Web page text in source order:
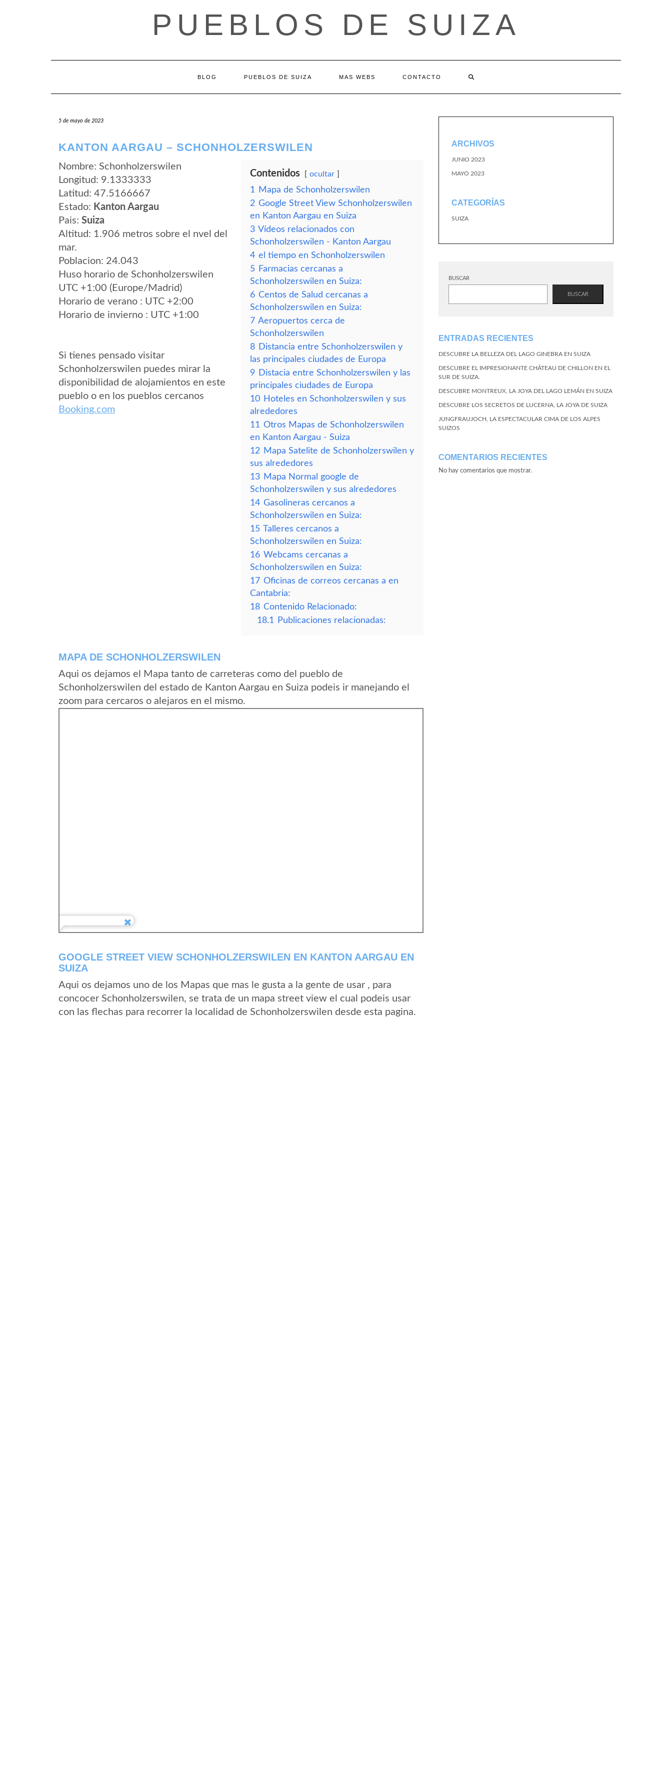
PUEBLOS DE SUIZA
BLOG PUEBLOS DE SUIZA MAS WEBS CONTACTO
5 de mayo de 2023
KANTON AARGAU – SCHONHOLZERSWILEN
Nombre: Schonholzerswilen
Longitud: 9.1333333
Latitud: 47.5166667
Estado: Kanton Aargau
Pais: Suiza
Altitud: 1.906 metros sobre el nvel del
mar.
Poblacion: 24.043
Huso horario de Schonholzerswilen
UTC +1:00 (Europe/Madrid)
Horario de verano : UTC +2:00
Horario de invierno : UTC +1:00
Si tienes pensado visitar
Schonholzerswilen puedes mirar la
disponibilidad de alojamientos en este
pueblo o en los pueblos cercanos
Booking.com
Contenidos ocultar
1
Mapa de Schonholzerswilen
2 Google Street View Schonholzerswilen
en Kanton Aargau en Suiza
3 Vídeos relacionados con
Schonholzerswilen - Kanton Aargau
4 el tiempo en Schonholzerswilen
5 Farmacias cercanas a
Schonholzerswilen en Suiza:
6 Centos de Salud cercanas a
Schonholzerswilen en Suiza:
7 Aeropuertos cerca de
Schonholzerswilen
8 Distancia entre Schonholzerswilen y
las principales ciudades de Europa
9 Distacia entre Schonholzerswilen y las
principales ciudades de Europa
10 Hoteles en Schonholzerswilen y sus
alrededores
11 Otros Mapas de Schonholzerswilen
en Kanton Aargau - Suiza
12 Mapa Satelite de Schonholzerswilen y
sus alrededores
13 Mapa Normal google de
Schonholzerswilen y sus alrededores
14 Gasolineras cercanos a
Schonholzerswilen en Suiza:
15 Talleres cercanos a
Schonholzerswilen en Suiza:
16 Webcams cercanas a
Schonholzerswilen en Suiza:
17 Oficinas de correos cercanas a en
Cantabria:
18 Contenido Relacionado:
18.1
Publicaciones relacionadas:
MAPA DE SCHONHOLZERSWILEN
Aqui os dejamos el Mapa tanto de carreteras como del pueblo de
Schonholzerswilen del estado de Kanton Aargau en Suiza podeis ir manejando el
zoom para cercaros o alejaros en el mismo.
GOOGLE STREET VIEW SCHONHOLZERSWILEN EN KANTON AARGAU EN
SUIZA
Aqui os dejamos uno de los Mapas que mas le gusta a la gente de usar , para
concocer Schonholzerswilen, se trata de un mapa street view el cual podeis usar
con las flechas para recorrer la localidad de Schonholzerswilen desde esta pagina.
ARCHIVOS
JUNIO 2023
MAYO 2023
CATEGORÍAS
SUIZA
BUSCAR
BUSCAR
ENTRADAS RECIENTES
DESCUBRE LA BELLEZA DEL LAGO GINEBRA EN SUIZA
DESCUBRE EL IMPRESIONANTE CHÂTEAU DE CHILLON EN EL
SUR DE SUIZA.
DESCUBRE MONTREUX, LA JOYA DEL LAGO LEMÁN EN SUIZA
DESCUBRE LOS SECRETOS DE LUCERNA, LA JOYA DE SUIZA
JUNGFRAUJOCH, LA ESPECTACULAR CIMA DE LOS ALPES
SUIZOS
COMENTARIOS RECIENTES
No hay comentarios que mostrar.